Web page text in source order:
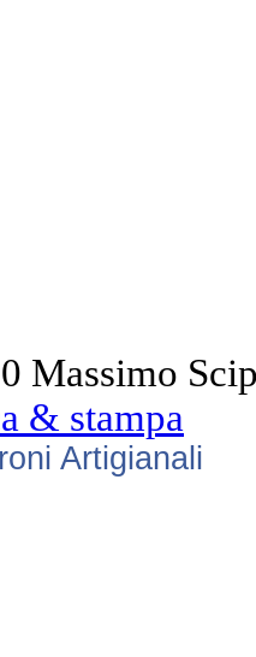
Massimo
& stampa
Artigianali